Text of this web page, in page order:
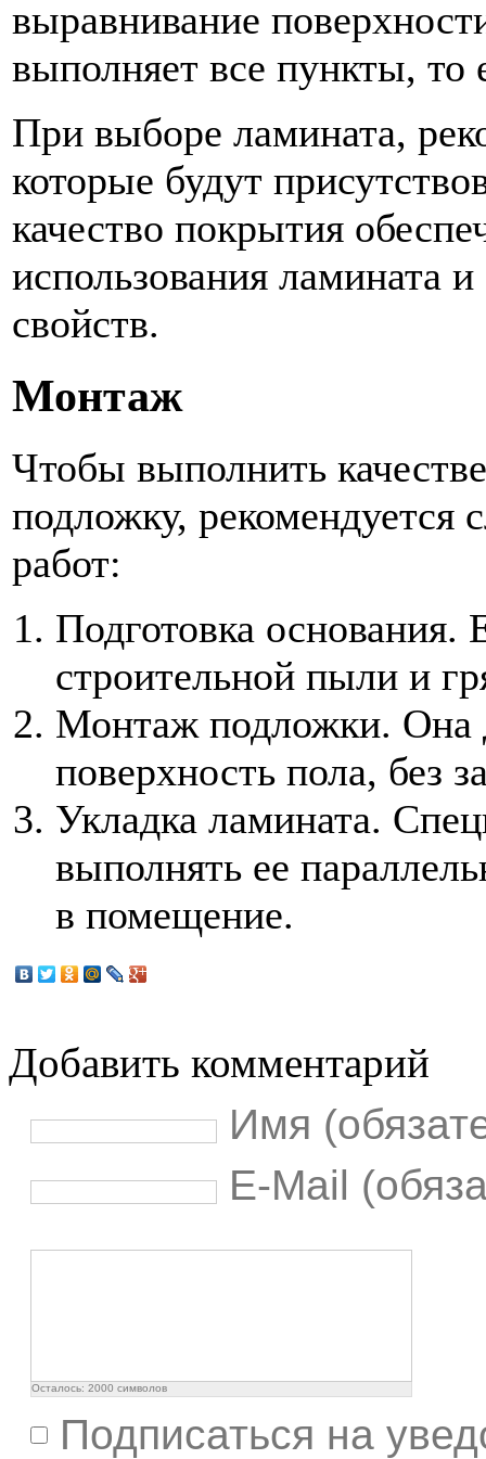
выравнивание
выполняет все пункты, то
При выборе ламината,
которые будут
качество покрытия
использования ламината
свойств.
Монтаж
Чтобы выполнить
подложку, рекомендуется
работ:
Подготовка основания.
строительной пыли и
Монтаж подложки. Она
поверхность пола, без
Укладка ламината.
выполнять ее
в помещение.
Добавить комментарий
Имя
E-Mail
Осталось: 2000 символов
Подписаться на